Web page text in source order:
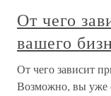
От чего
вашего
От чего зависит
Возможно, вы уже